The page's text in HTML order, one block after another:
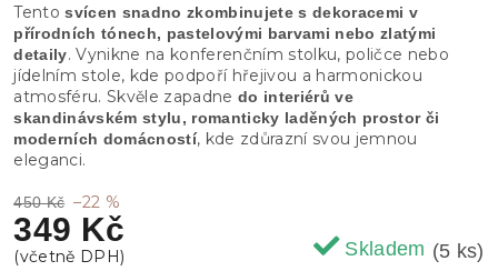
450 Kč –22 %
349 Kč
Skladem (5 ks)
Tentosvícen snadno zkombinujete s dekoracemi v
přírodních tónech, pastelovými barvami nebo zlatými
detaily. Vynikne na konferenčním stolku, poličce nebo
jídelním stole, kde podpoří hřejivou a harmonickou
atmosféru. Skvěle zapadne do interiérů ve
skandinávském stylu, romanticky laděných prostor či
moderních domácností, kde zdůrazní svou jemnou
eleganci.